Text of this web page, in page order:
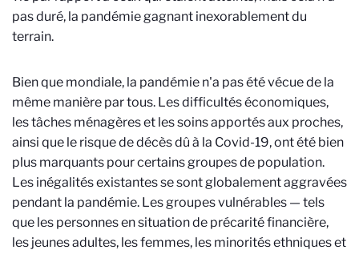
pas duré, la pandémie gagnant inexorablement du
terrain.
Bien que mondiale, la pandémie n'a pas été vécue de la
même manière par tous. Les difficultés économiques,
les tâches ménagères et les soins apportés aux proches,
ainsi que le risque de décès dû à la Covid-19, ont été bien
plus marquants pour certains groupes de population.
Les inégalités existantes se sont globalement aggravées
pendant la pandémie. Les groupes vulnérables — tels
que les personnes en situation de précarité financière,
les jeunes adultes, les femmes, les minorités ethniques et